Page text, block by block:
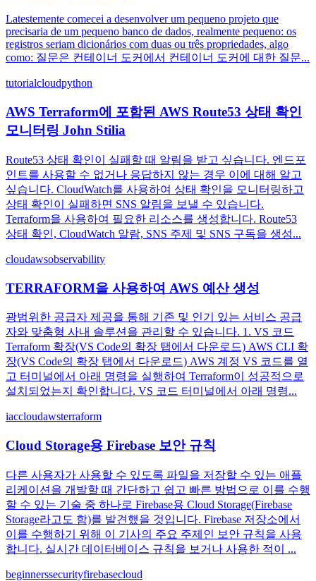
Latestemente comecei a desenvolver um pequeno projeto que
precisaria de um pequeno banco de dados, realmente pequeno: os
registros seriam dicionários com duas ou três propriedades, algo
como: 질문은 컨테이너 도커에서 컨테이너 도커에 대한 질문...
tutorialcloudpython
AWS Terraform에 포함된 AWS Route53 상태 확인
모니터링 John Stilia
Route53 상태 확인이 실패할 때 알림을 받고 싶습니다. 엔드포
인트를 사용할 수 없거나 응답하지 않는 경우 이에 대해 알고
싶습니다. CloudWatch를 사용하여 상태 확인을 모니터링하고
상태 확인이 실패하면 SNS 알림을 보낼 수 있습니다.
Terraform을 사용하여 필요한 리소스를 생성합니다. Route53
상태 확인, CloudWatch 알람, SNS 주제 및 SNS 구독을 생성...
cloudawsobservability
TERRAFORM을 사용하여 AWS 예산 생성
광범위한 공급자 제공을 통해 기존 및 인기 있는 서비스 공급
자와 맞춤형 사내 솔루션을 관리할 수 있습니다. 1. VS 코드
Terraform 확장(VS Code의 확장 탭에서 다운로드) AWS CLI 확
장(VS Code의 확장 탭에서 다운로드) AWS 계정 VS 코드를 열
고 터미널에서 아래 명령을 실행하여 Terraform이 성공적으로
설치되었는지 확인합니다. VS 코드 터미널에서 아래 명령...
iaccloudawsterraform
Cloud Storage용 Firebase 보안 규칙
다른 사용자가 사용할 수 있도록 파일을 저장할 수 있는 애플
리케이션을 개발할 때 간단하고 쉽고 빠른 방법으로 이를 수행
할 수 있는 기술 중 하나로 Firebase용 Cloud Storage(Firebase
Storage라고도 함)를 발견했을 것입니다. Firebase 저장소에서
이를 수행하기 위해 이 기사의 주요 주제인 보안 규칙을 사용
합니다. 실시간 데이터베이스 규칙을 보거나 사용한 적이 ...
beginnerssecurityfirebasecloud